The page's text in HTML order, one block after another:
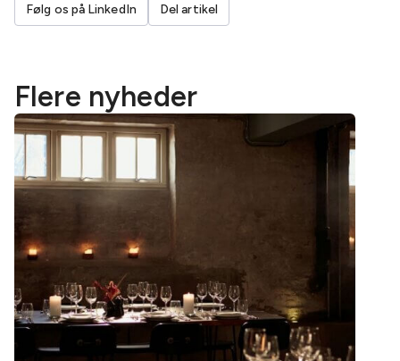
Følg os på LinkedIn Del artikel
Flere nyheder